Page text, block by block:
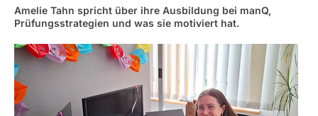
Amelie Tahn spricht über ihre Ausbildung bei manQ,
Prüfungsstrategien und was sie motiviert hat.